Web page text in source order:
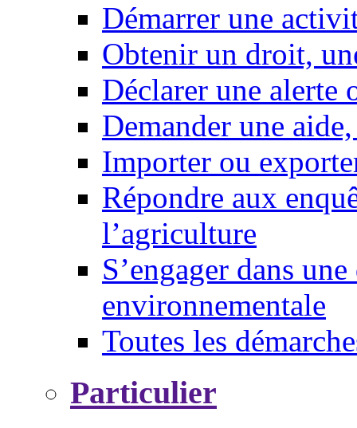
Démarrer une
Obtenir un droit,
Déclarer une alerte
Demander une
Importer ou
Répondre aux
l’agriculture
S’engager dans
environnementale
Toutes les
Particulier